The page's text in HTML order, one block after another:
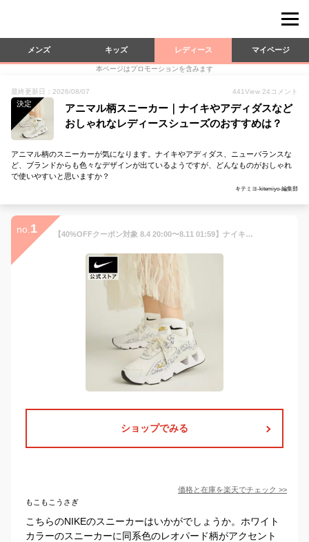
メンズ キッズ レディース マイページ
本ページはプロモーションを含みます
最終更新日：2026/08/07 441View 24 コメント
決定
アニマル柄スニーカー｜ナイキやアディダスなど
おしゃれなレディースシューズのおすすめは？
アニマル柄のスニーカーが気になります。ナイキやアディダス、ニューバランスな
ど、ブランドからも色々なデザインが出ているようですが、どんなものがおしゃれ
で使いやすいと思いますか？
キテミヨ-kitemiyo-編集部
no. 1 【40%OFFクーポン対象 8.4 20:00〜8.11 01:59】ナイキ ウィメンズ RYZ 365 II NIKE レディース シューズ スニーカー 靴 白 ホワイト ヒョウ柄 レオパード アニマル柄 厚底 ローカット おしゃれ 軽量 公式 ギフト SU25 ライフスタイルシューズ
ショップでみる
価格と在庫を楽天でチェック >>
もこもこうさぎ
こちらのNIKEのスニーカーはいかがでしょうか。ホワイト
カラーのスニーカーに同系色のレオパード柄がアクセント